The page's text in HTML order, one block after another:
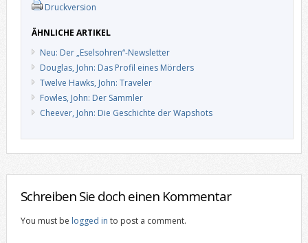
Druckversion
ÄHNLICHE ARTIKEL
Neu: Der „Eselsohren“-Newsletter
Douglas, John: Das Profil eines Mörders
Twelve Hawks, John: Traveler
Fowles, John: Der Sammler
Cheever, John: Die Geschichte der Wapshots
Schreiben Sie doch einen Kommentar
You must be logged in to post a comment.